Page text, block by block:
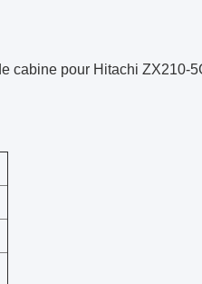
cabine pour Hitachi ZX210-